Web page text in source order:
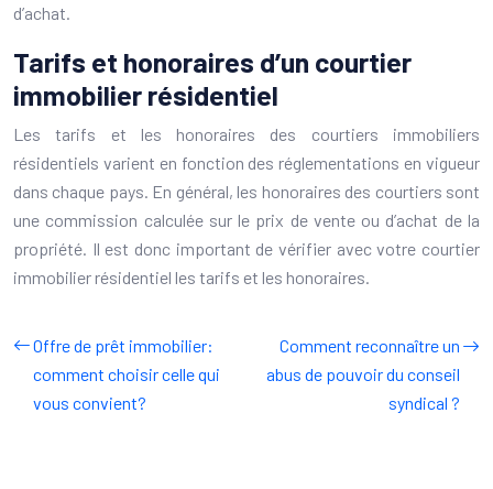
d’achat.
Tarifs et honoraires d’un courtier
immobilier résidentiel
Les tarifs et les honoraires des courtiers immobiliers
résidentiels varient en fonction des réglementations en vigueur
dans chaque pays. En général, les honoraires des courtiers sont
une commission calculée sur le prix de vente ou d’achat de la
propriété. Il est donc important de vérifier avec votre courtier
immobilier résidentiel les tarifs et les honoraires.
Offre de prêt immobilier:
comment choisir celle qui
vous convient?
Comment reconnaître un
abus de pouvoir du conseil
syndical ?